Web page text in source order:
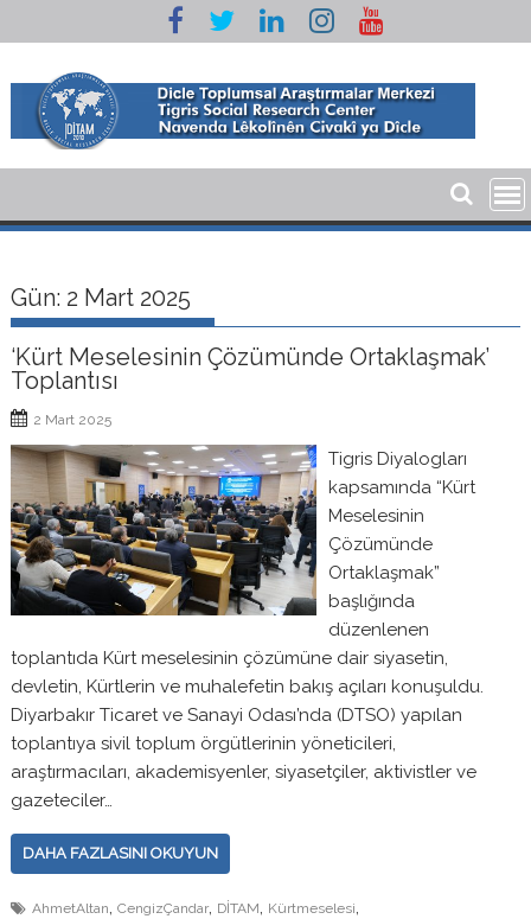
to
content
Gün: 2 Mart 2025
‘Kürt Meselesinin Çözümünde Ortaklaşmak’
Toplantısı
2 Mart 2025
Tigris Diyalogları
kapsamında “Kürt
Meselesinin
Çözümünde
Ortaklaşmak”
başlığında
düzenlenen
toplantıda Kürt meselesinin çözümüne dair siyasetin,
devletin, Kürtlerin ve muhalefetin bakış açıları konuşuldu.
Diyarbakır Ticaret ve Sanayi Odası’nda (DTSO) yapılan
toplantıya sivil toplum örgütlerinin yöneticileri,
araştırmacıları, akademisyenler, siyasetçiler, aktivistler ve
gazeteciler…
DAHA FAZLASINI OKUYUN
AhmetAltan,CengizÇandar, DİTAM, Kürtmeselesi,